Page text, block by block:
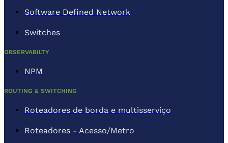
Software Defined Network
Switches
OBSERVABILTY
NPM
ROUTING & SWITCHING
Roteadores de borda e multisserviço
Roteadores - Acesso/Metro